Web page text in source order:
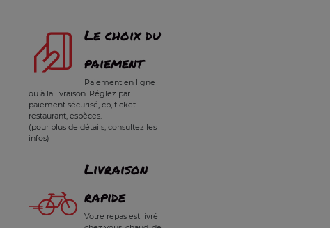
Le choix du
paiement
Paiement en ligne
ou à la livraison. Réglez par
paiement sécurisé, cb, ticket
restaurant, espèces.
(pour plus de détails, consultez les
infos)
Livraison
rapide
Votre repas est livré